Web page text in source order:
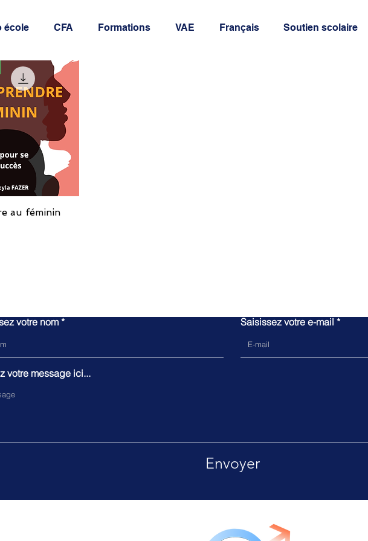
école CFA Formations VAE Français Soutien scolaire
rapide
au féminin
votre nom Saisissez votre e-mail
votre message ici...
Envoyer